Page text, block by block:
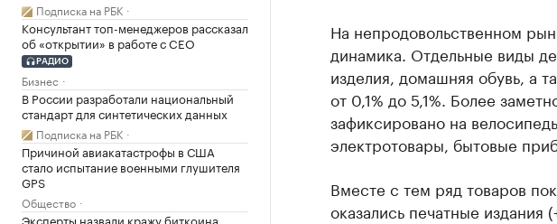
Подписка на РБК
Консультант топ-менеджеров рассказал
об «открытии» в работе с CEO
РАДИО
Бизнес
В России разработали национальный
стандарт для синтетических данных
Подписка на РБК
Причиной авиакатастрофы в США
стало испытание военными глушителя
GPS
Общество
Эксперты назвали кражу биткоина
На непродовольственном
динамика. Отдельные виды
изделия, домашняя обувь, а
от 0,1% до 5,1%. Более
зафиксировано на
электротовары, бытовые
Вместе с тем ряд товаров
оказались печатные издания